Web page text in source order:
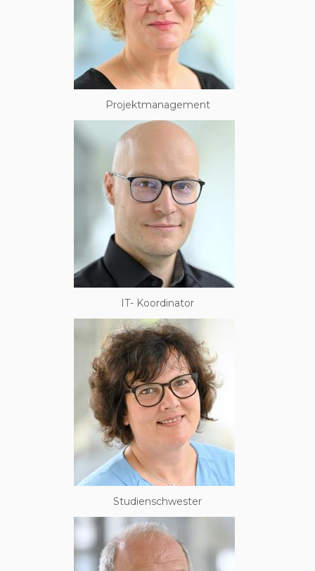
Projektmanagement
IT- Koordinator
Studienschwester